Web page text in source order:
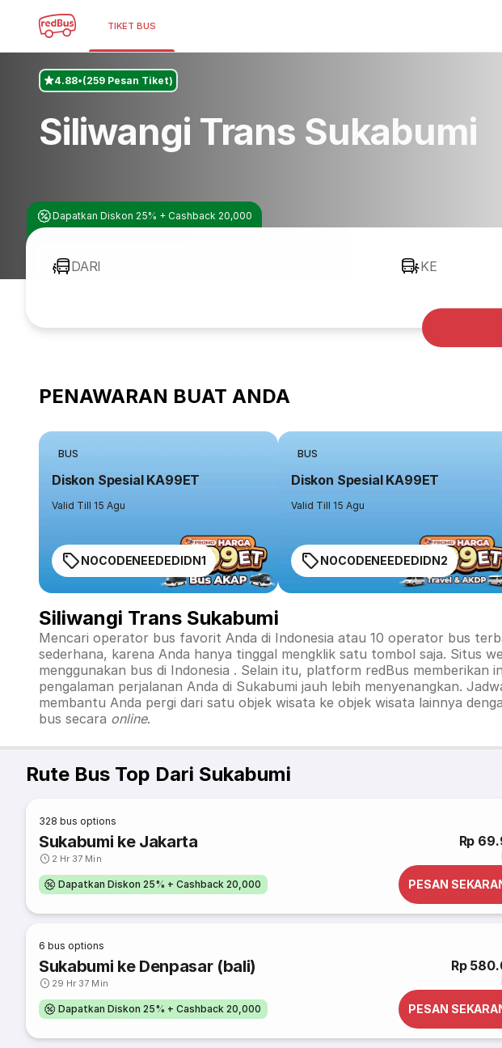
TIKET BUS
4.88 (259 Pesan Tiket)
Siliwangi Trans Sukabumi
Dapatkan Diskon 25% + Cashback 20,000
DARI KE
PENAWARAN BUAT ANDA
BUS
Diskon Spesial KA99ET
Valid Till 15 Agu
NOCODENEEDEDIDN1
BUS
Diskon Spesial KA99ET
Valid Till 15 Agu
NOCODENEEDEDIDN2
Siliwangi Trans Sukabumi
Mencari operator bus favorit Anda di Indonesia atau 10 operator bus
sederhana, karena Anda hanya tinggal mengklik satu tombol saja. Situs
menggunakan bus di Indonesia . Selain itu, platform redBus memberikan
pengalaman perjalanan Anda di Sukabumi jauh lebih menyenangkan.
membantu Anda pergi dari satu objek wisata ke objek wisata lainnya
bus secara online.
Rute Bus Top Dari Sukabumi
328 bus options
Sukabumi ke Jakarta
2 Hr 37 Min
Rp
Dapatkan Diskon 25% + Cashback 20,000 PESAN
6 bus options
Sukabumi ke Denpasar (bali)
29 Hr 37 Min
Rp
Dapatkan Diskon 25% + Cashback 20,000 PESAN